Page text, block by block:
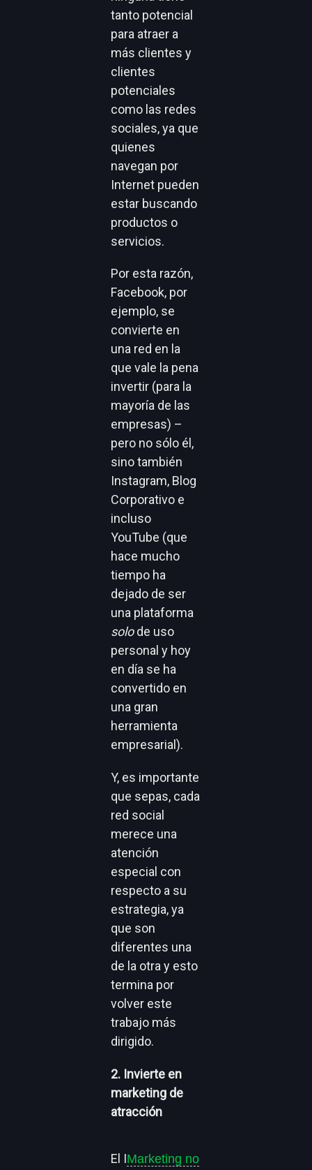
tanto potencial
para atraer a
más clientes y
clientes
potenciales
como las redes
sociales, ya que
quienes
navegan por
Internet pueden
estar buscando
productos o
servicios.
Por esta razón,
Facebook, por
ejemplo, se
convierte en
una red en la
que vale la pena
invertir (para la
mayoría de las
empresas) –
pero no sólo él,
sino también
Instagram, Blog
Corporativo e
incluso
YouTube (que
hace mucho
tiempo ha
dejado de ser
una plataforma
solode uso
personal y hoy
en día se ha
convertido en
una gran
herramienta
empresarial).
Y, es importante
que sepas, cada
red social
merece una
atención
especial con
respecto a su
estrategia, ya
que son
diferentes una
de la otra y esto
termina por
volver este
trabajo más
dirigido.
2. Invierte en
marketing de
atracción
El IMarketing no